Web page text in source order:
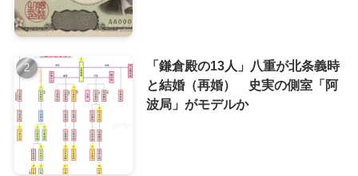
「鎌倉殿の13人」八重が北条義時
と結婚（再婚） 史実の側室「阿
波局」がモデルか